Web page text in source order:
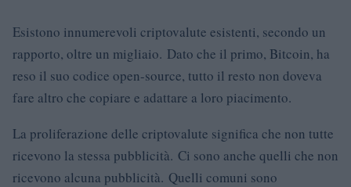
Esistono innumerevoli criptovalute esistenti, secondo un
rapporto, oltre un migliaio. Dato che il primo, Bitcoin, ha
reso il suo codice open-source, tutto il resto non doveva
fare altro che copiare e adattare a loro piacimento.
La proliferazione delle criptovalute significa che non tutte
ricevono la stessa pubblicità. Ci sono anche quelli che non
ricevono alcuna pubblicità. Quelli comuni sono